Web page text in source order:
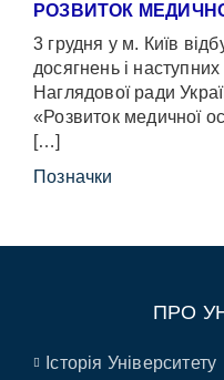
РОЗВИТОК
3 грудня у м. Київ
досягнень і
Наглядової ради
«Розвиток медичної
[…]
Позначки
ПРО
Історія Університету